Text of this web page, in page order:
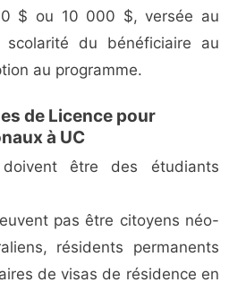
$ ou 10 000 $, versée au
du bénéficiaire au
au programme.
de Licence pour
à UC
être des étudiants
pas être citoyens néo-
résidents permanents
de visas de résidence en